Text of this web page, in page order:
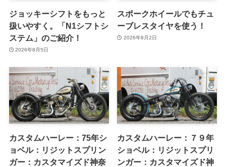
ジョッキーシフトをもっと
扱いやすく。「N1シフトシ
ステム」のご紹介！
2026年8月5日
スポークホイールでもチュ
ーブレスタイヤを使う！
2026年8月2日
カスタムハーレー：75年シ
ョベル：リジットスプリン
ガー：カスタマイズド神奈
カスタムハーレー：７９年
ショベル：リジットスプリ
ンガー：カスタマイズド神